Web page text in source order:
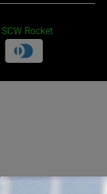
SCW Rocket